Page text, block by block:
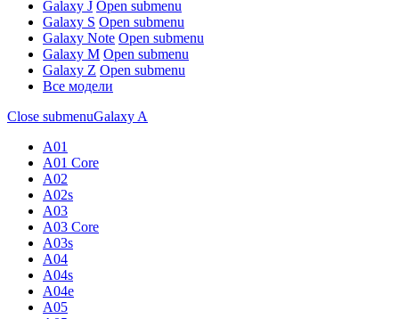
Galaxy J Open submenu
Galaxy S Open submenu
Galaxy Note Open submenu
Galaxy M Open submenu
Galaxy Z Open submenu
Все модели
Close submenuGalaxy A
A01
A01 Core
A02
A02s
A03
A03 Core
A03s
A04
A04s
A04e
A05